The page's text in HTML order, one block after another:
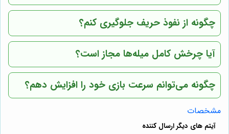
چگونه از نفوذ حریف جلوگیری کنم؟
آیا چرخش کامل میله‌ها مجاز است؟
چگونه می‌توانم سرعت بازی خود را افزایش دهم؟
مشخصات